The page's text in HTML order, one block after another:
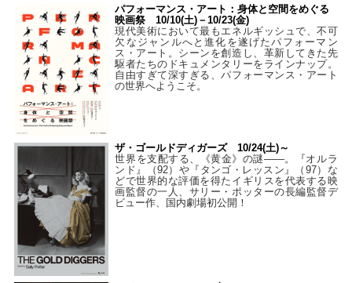
パフォーマンス・アート：身体と空間をめぐる
映画祭 10/10(土)－10/23(金)
現代美術において最もエネルギッシュで、不可
欠なジャンルへと進化を遂げたパフォーマン
ス・アート。シーンを創造し、革新してきた先
駆者たちのドキュメンタリーをラインナップ。
自由すぎて深すぎる、パフォーマンス・アート
の世界へようこそ。
ザ・ゴールドディガーズ 10/24(土)～
世界を支配する、《黄金》の謎――。『オルラ
ンド』（92）や『タンゴ・レッスン』（97）な
どで世界的な評価を得たイギリスを代表する映
画監督の一人、サリー・ポッターの長編監督デ
ビュー作、国内劇場初公開！